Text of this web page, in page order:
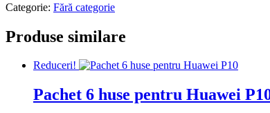
Categorie: Fără categorie
Produse similare
Reduceri!
Pachet 6 huse pentru Huawei